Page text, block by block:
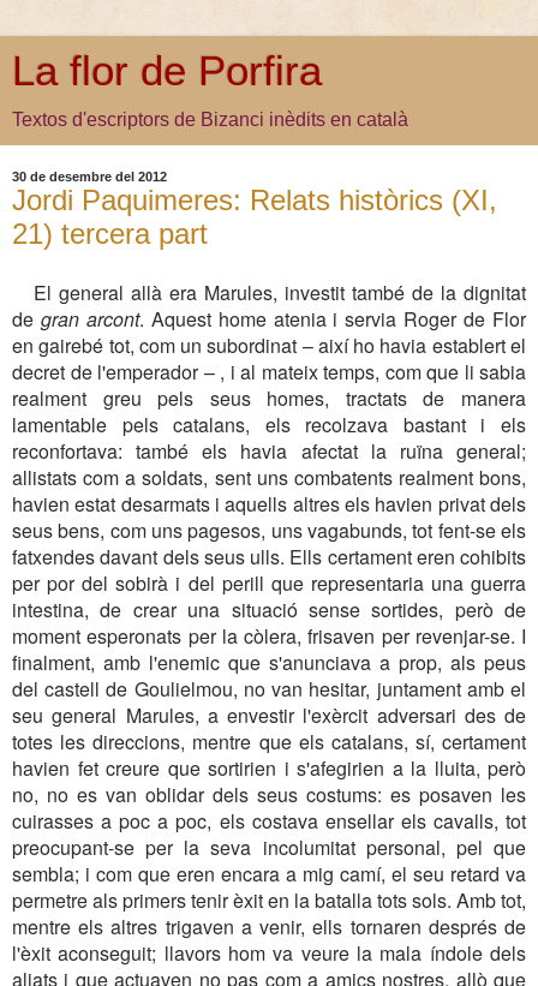
La flor de Porfira
Textos d'escriptors de Bizanci inèdits en català
30 de desembre del 2012
Jordi Paquimeres: Relats històrics (XI,
21) tercera part
El general allà era Marules, investit també de la dignitat
de gran arcont. Aquest home atenia i servia Roger de Flor
en gairebé tot, com un subordinat – així ho havia establert el
decret de l'emperador – , i al mateix temps, com que li sabia
realment greu pels seus homes, tractats de manera
lamentable pels catalans, els recolzava bastant i els
reconfortava: també els havia afectat la ruïna general;
allistats com a soldats, sent uns combatents realment bons,
havien estat desarmats i aquells altres els havien privat dels
seus bens, com uns pagesos, uns vagabunds, tot fent-se els
fatxendes davant dels seus ulls. Ells certament eren cohibits
per por del sobirà i del perill que representaria una guerra
intestina, de crear una situació sense sortides, però de
moment esperonats per la còlera, frisaven per revenjar-se. I
finalment, amb l'enemic que s'anunciava a prop, als peus
del castell de Goulielmou, no van hesitar, juntament amb el
seu general Marules, a envestir l'exèrcit adversari des de
totes les direccions, mentre que els catalans, sí, certament
havien fet creure que sortirien i s'afegirien a la lluita, però
no, no es van oblidar dels seus costums: es posaven les
cuirasses a poc a poc, els costava ensellar els cavalls, tot
preocupant-se per la seva incolumitat personal, pel que
sembla; i com que eren encara a mig camí, el seu retard va
permetre als primers tenir èxit en la batalla tots sols. Amb tot,
mentre els altres trigaven a venir, ells tornaren després de
l'èxit aconseguit; llavors hom va veure la mala índole dels
aliats i que actuaven no pas com a amics nostres, allò que